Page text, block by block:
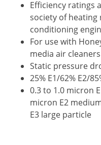
Efficiency ratings
society of
conditioning
For use with
media air cleaners
Static pressure
25% E1/62% E2/
0.3 to 1.0 micron
micron E2
E3 large particle